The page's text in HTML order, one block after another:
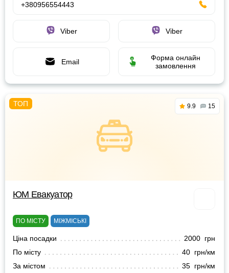
+380956554443
Viber Viber
Email
Форма онлайн
замовлення
9.9 15
ЮМ Евакуатор
ПО МІСТУ МІЖМІСЬКІ
Ціна посадки
2000 грн
По місту
40 грн/км
За містом
35 грн/км